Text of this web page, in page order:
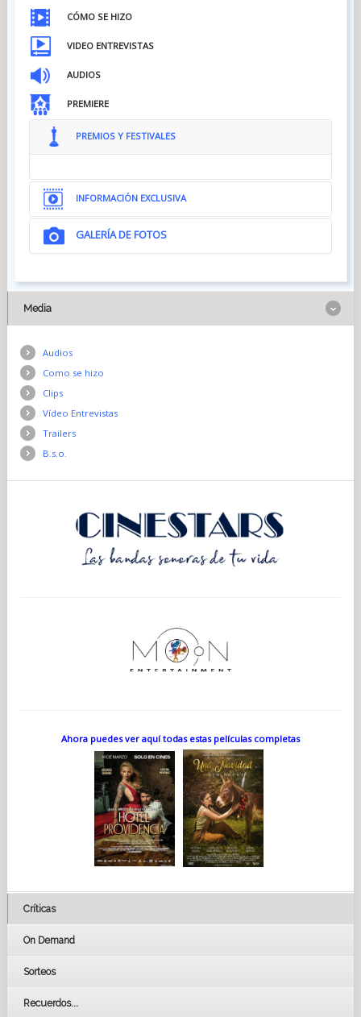
CÓMO SE HIZO
VIDEO ENTREVISTAS
AUDIOS
PREMIERE
PREMIOS Y FESTIVALES
INFORMACIÓN EXCLUSIVA
GALERÍA DE FOTOS
Media
Audios
Como se hizo
Clips
Vídeo Entrevistas
Trailers
B.s.o.
Ahora puedes ver aquí todas estas películas completas
Críticas
On Demand
Sorteos
Recuerdos...